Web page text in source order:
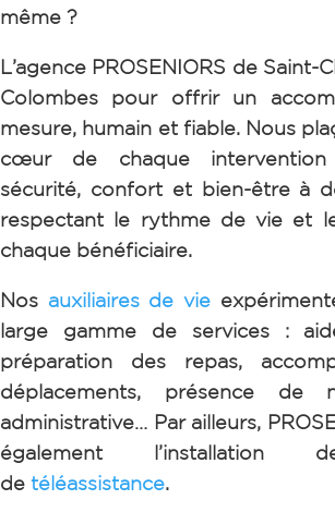
même ?
L’agence PROSENIORS de Saint-
Colombes pour offrir un
mesure, humain et fiable. Nous
cœur de chaque
sécurité, confort et bien-être à
respectant le rythme de vie et
chaque bénéficiaire.
Nos auxiliaires de vie
large gamme de services :
préparation des repas,
déplacements, présence de
administrative… Par ailleurs,
également l’installation
de téléassistance.